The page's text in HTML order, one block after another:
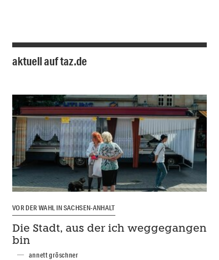
aktuell auf taz.de
VOR DER WAHL IN SACHSEN-ANHALT
Die Stadt, aus der ich weggegangen
bin
annett gröschner